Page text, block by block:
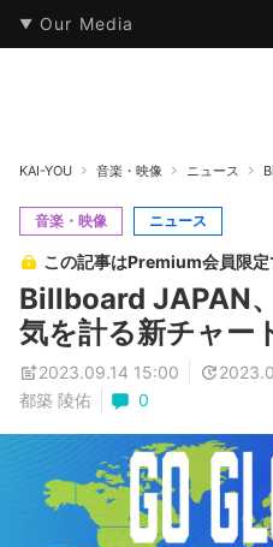
Our Media
本・文芸 情報化社会
KAI-YOU 音楽・映像 ニュース
音楽・映像 ニュース
この記事はPremium会員限定
Billboard JAPAN
気を計る新チャー
2023.09.14 15:00
都築 陵佑
0